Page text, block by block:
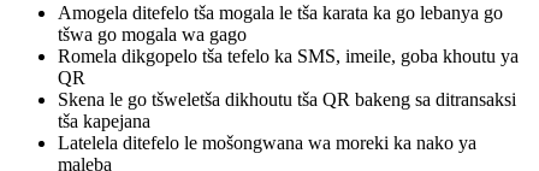
Amogela ditefelo tša mogala le tša karata ka go lebanya go
tšwa go mogala wa gago
Romela dikgopelo tša tefelo ka SMS, imeile, goba khoutu ya
QR
Skena le go tšweletša dikhoutu tša QR bakeng sa ditransaksi
tša kapejana
Latelela ditefelo le mošongwana wa moreki ka nako ya
maleba